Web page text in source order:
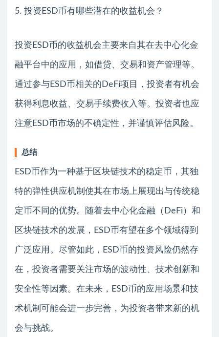
5. 投资ESD币有哪些潜在的收益机会？
投资ESD币的收益机会主要来自其在去中心化金
融平台中的应用，如借贷、交易和资产管理等。
通过参与ESD币相关的DeFi项目，投资者有机会
获得利息收益、交易手续费收入等。投资者也应
注意ESD币市场的不确定性，并谨慎评估风险。
总结
ESD币作为一种基于区块链技术的稳定币，其独
特的弹性供应机制使其在市场上展现出与传统稳
定币不同的优势。随着去中心化金融（DeFi）和
区块链技术的发展，ESD币有望在多个领域得到
广泛应用。尽管如此，ESD币的投资风险仍然存
在，投资者需要关注市场的波动性、技术创新和
安全性等因素。在未来，ESD币的应用场景和技
术机制可能会进一步完善，为投资者带来新的机
会与挑战。